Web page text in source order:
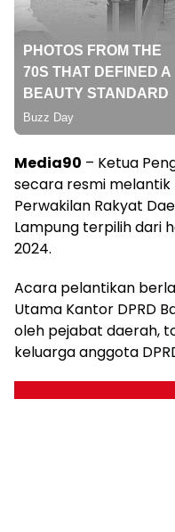
Media90 – Ketua
secara resmi
Perwakilan Rakyat
Lampung terpilih dari
2024.
Acara pelantikan
Utama Kantor DPRD
oleh pejabat daerah,
keluarga anggota